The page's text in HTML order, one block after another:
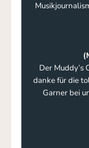
Der Muddy’s
danke für die
Garner bei